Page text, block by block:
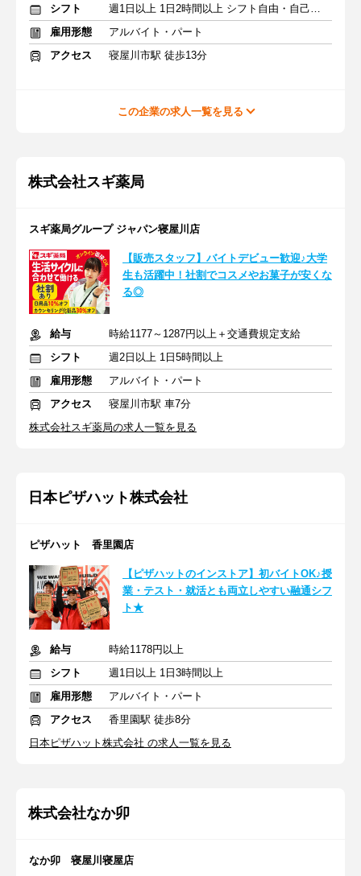
シフト
週1日以上 1日2時間以上 シフト自由・自己申告
雇用形態
アルバイト・パート
アクセス
寝屋川市駅 徒歩13分
この企業の求人一覧を見る
株式会社スギ薬局
スギ薬局グループ ジャパン寝屋川店
【販売スタッフ】バイトデビュー歓迎♪大学
生も活躍中！社割でコスメやお菓子が安くな
る◎
給与
時給1177～1287円以上＋交通費規定支給
シフト
週2日以上 1日5時間以上
雇用形態
アルバイト・パート
アクセス
寝屋川市駅 車7分
株式会社スギ薬局の求人一覧を見る
日本ピザハット株式会社
ピザハット 香里園店
【ピザハットのインストア】初バイトOK♪授
業・テスト・就活とも両立しやすい融通シフ
ト★
給与
時給1178円以上
シフト
週1日以上 1日3時間以上
雇用形態
アルバイト・パート
アクセス
香里園駅 徒歩8分
日本ピザハット株式会社 の求人一覧を見る
株式会社なか卯
なか卯 寝屋川寝屋店